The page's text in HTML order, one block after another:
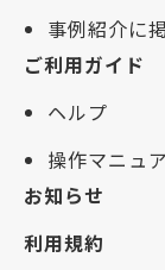
事例紹介に
ご利用ガイド
ヘルプ
操作マニュ
お知らせ
利用規約